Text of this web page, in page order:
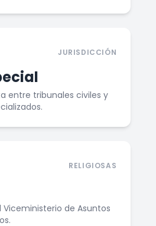
JURISDICCIÓN
entre tribunales civiles y
RELIGIOSAS
Viceministerio de Asuntos